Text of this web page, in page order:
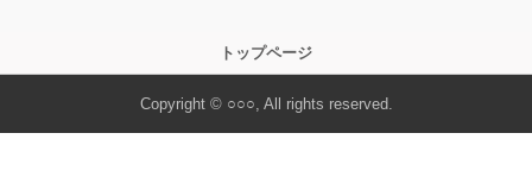
トップページ
Copyright © ○○○, All rights reserved.